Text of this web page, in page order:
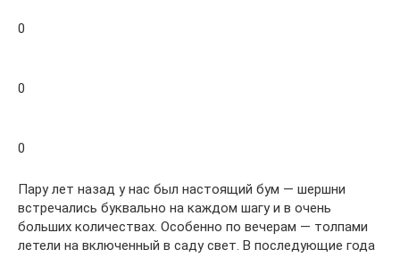
0
0
0
Пару лет назад у нас был настоящий бум — шершни
встречались буквально на каждом шагу и в очень
больших количествах. Особенно по вечерам — толпами
летели на включенный в саду свет. В последующие года